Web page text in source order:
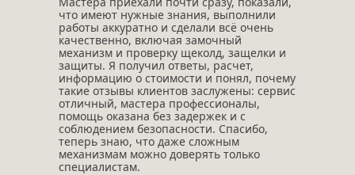
что имеют нужные знания, выполнили
работы аккуратно и сделали всё очень
качественно, включая замочный
механизм и проверку щеколд, защелки и
защиты. Я получил ответы, расчет,
информацию о стоимости и понял, почему
такие отзывы клиентов заслужены: сервис
отличный, мастера профессионалы,
помощь оказана без задержек и с
соблюдением безопасности. Спасибо,
теперь знаю, что даже сложным
механизмам можно доверять только
специалистам.